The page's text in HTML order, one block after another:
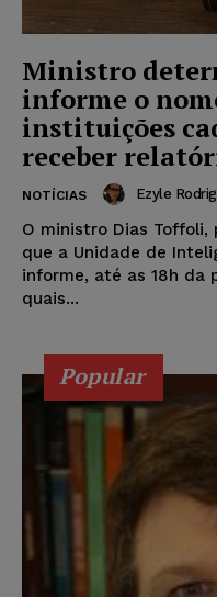
Ministro
informe o
instituições
receber
NOTÍCIAS Ezyle
O ministro Dias Toffoli,
que a Unidade de
informe, até as 18h da
quais...
Popular